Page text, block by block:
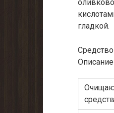
гладкой.
Средство
Описание